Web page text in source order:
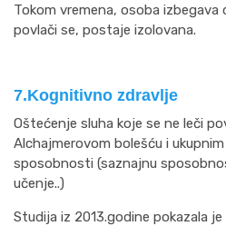
Tokom vremena, osoba izbegava
povlači se, postaje izolovana.
7.Kognitivno zdravlje
Oštećenje sluha koje se ne leči
Alchajmerovom bolešću i
sposobnosti (saznajnu
učenje..)
Studija iz 2013.godine pokazala